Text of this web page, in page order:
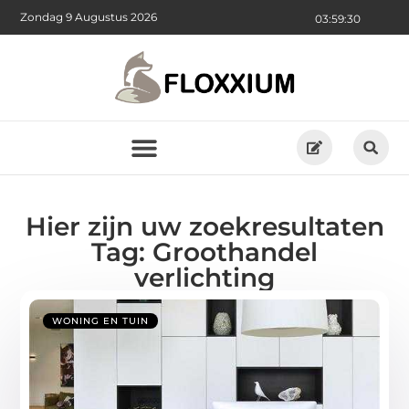
03:59:31
Zondag 9 Augustus 2026
Hier zijn uw zoekresultaten
Tag: Groothandel
verlichting
WONING EN TUIN